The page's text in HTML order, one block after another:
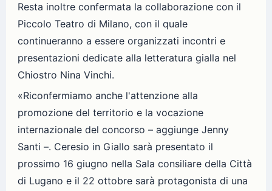
Resta inoltre confermata la collaborazione con il
Piccolo Teatro di Milano, con il quale
continueranno a essere organizzati incontri e
presentazioni dedicate alla letteratura gialla nel
Chiostro Nina Vinchi.
«Riconfermiamo anche l'attenzione alla
promozione del territorio e la vocazione
internazionale del concorso – aggiunge Jenny
Santi –. Ceresio in Giallo sarà presentato il
prossimo 16 giugno nella Sala consiliare della Città
di Lugano e il 22 ottobre sarà protagonista di una